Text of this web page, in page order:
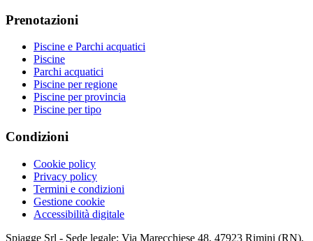
Prenotazioni
Piscine e Parchi acquatici
Piscine
Parchi acquatici
Piscine per regione
Piscine per provincia
Piscine per tipo
Condizioni
Cookie policy
Privacy policy
Termini e condizioni
Gestione cookie
Accessibilità digitale
Spiagge Srl - Sede legale: Via Marecchiese 48, 47923 Rimini (RN),